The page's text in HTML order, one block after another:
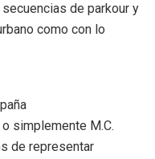
de parkour y
como con lo
simplemente M.C.
de representar